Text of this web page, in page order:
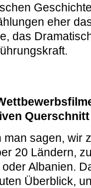
eher
das
man sagen, wir
20 Ländern,
Albanien.
Überblick,